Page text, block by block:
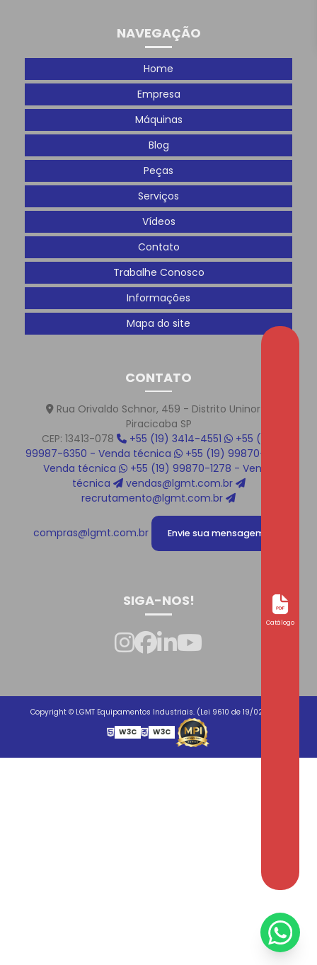
NAVEGAÇÃO
Home
Empresa
Máquinas
Blog
Peças
Serviços
Vídeos
Contato
Trabalhe Conosco
Informações
Mapa do site
CONTATO
Rua Orivaldo Schnor, 459 - Distrito Uninorte
Piracicaba SP
CEP: 13413-078
+55 (19) 3414-4551
+55 (19)
99987-6350 - Venda técnica
+55 (19) 99870-1219 -
Venda técnica
+55 (19) 99870-1278 - Venda
técnica
vendas@lgmt.com.br
recrutamento@lgmt.com.br
compras@lgmt.com.br Envie sua mensagem!
SIGA-NOS!
Copyright © LGMT Equipamentos Industriais. (Lei 9610 de 19/02/1998)
W3C
W3C
Catálogo